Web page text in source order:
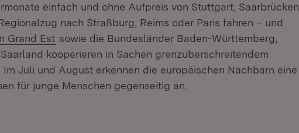
einfach und ohne Aufpreis von Stuttgart, Saarbrücken
nach Straßburg, Reims oder Paris fahren – und
Grand Est (Öffnet in neuem Fenster)
sowie die Bundesländer Baden-Württemberg,
kooperieren in Sachen grenzüberschreitendem
Juli und August erkennen die europäischen Nachbarn eine
für junge Menschen gegenseitig an.